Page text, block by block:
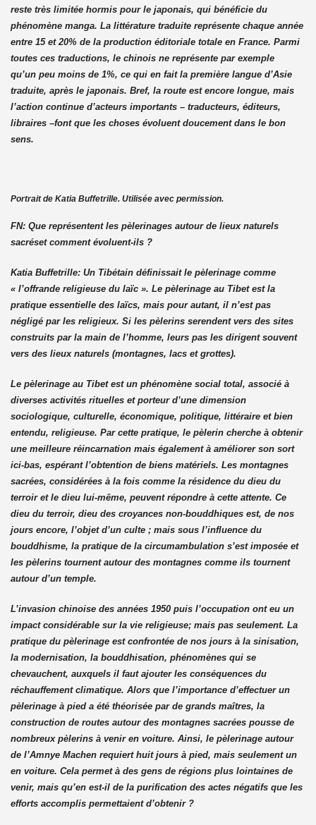
reste très limitée hormis pour le japonais, qui bénéficie du
phénomène manga. La littérature traduite représente chaque année
entre 15 et 20% de la production éditoriale totale en France. Parmi
toutes ces traductions, le chinois ne représente par exemple
qu’un peu moins de 1%, ce qui en fait la première langue d’Asie
traduite, après le japonais. Bref, la route est encore longue, mais
l’action continue d’acteurs importants – traducteurs, éditeurs,
libraires –font que les choses évoluent doucement dans le bon
sens.
Portrait de Katia Buffetrille. Utilisée avec permission.
FN: Que représentent les pèlerinages autour de lieux naturels
sacréset comment évoluent-ils ?
Katia Buffetrille: Un Tibétain définissait le pèlerinage comme
« l’offrande religieuse du laïc ». Le pèlerinage au Tibet est la
pratique essentielle des laïcs, mais pour autant, il n’est pas
négligé par les religieux. Si les pèlerins serendent vers des sites
construits par la main de l’homme, leurs pas les dirigent souvent
vers des lieux naturels (montagnes, lacs et grottes).
Le pèlerinage au Tibet est un phénomène social total, associé à
diverses activités rituelles et porteur d’une dimension
sociologique, culturelle, économique, politique, littéraire et bien
entendu, religieuse. Par cette pratique, le pèlerin cherche à obtenir
une meilleure réincarnation mais également à améliorer son sort
ici-bas, espérant l’obtention de biens matériels. Les montagnes
sacrées, considérées à la fois comme la résidence du dieu du
terroir et le dieu lui-même, peuvent répondre à cette attente. Ce
dieu du terroir, dieu des croyances non-bouddhiques est, de nos
jours encore, l’objet d’un culte ; mais sous l’influence du
bouddhisme, la pratique de la circumambulation s’est imposée et
les pèlerins tournent autour des montagnes comme ils tournent
autour d’un temple.
L’invasion chinoise des années 1950 puis l’occupation ont eu un
impact considérable sur la vie religieuse; mais pas seulement. La
pratique du pèlerinage est confrontée de nos jours à la sinisation,
la modernisation, la bouddhisation, phénomènes qui se
chevauchent, auxquels il faut ajouter les conséquences du
réchauffement climatique. Alors que l’importance d’effectuer un
pèlerinage à pied a été théorisée par de grands maîtres, la
construction de routes autour des montagnes sacrées pousse de
nombreux pèlerins à venir en voiture. Ainsi, le pèlerinage autour
de l’Amnye Machen requiert huit jours à pied, mais seulement un
en voiture. Cela permet à des gens de régions plus lointaines de
venir, mais qu’en est-il de la purification des actes négatifs que les
efforts accomplis permettaient d’obtenir ?